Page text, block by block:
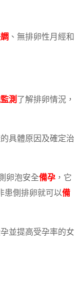
、無排卵性月經和
測 了解排卵情況，
具體原因及確定治
卵泡安全備孕，它
患側排卵就可以備
並提高受孕率的女